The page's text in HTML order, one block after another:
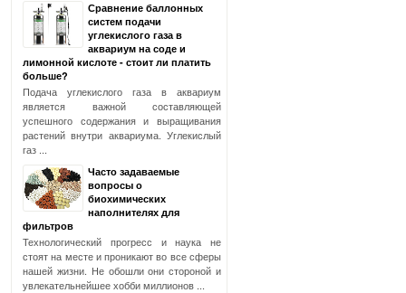
Сравнение баллонных
систем подачи
углекислого газа в
аквариум на соде и
лимонной кислоте - стоит ли платить
больше?
Подача углекислого газа в аквариум
является важной составляющей
успешного содержания и выращивания
растений внутри аквариума. Углекислый
газ ...
Часто задаваемые
вопросы о
биохимических
наполнителях для
фильтров
Технологический прогресс и наука не
стоят на месте и проникают во все сферы
нашей жизни. Не обошли они стороной и
увлекательнейшее хобби миллионов ...